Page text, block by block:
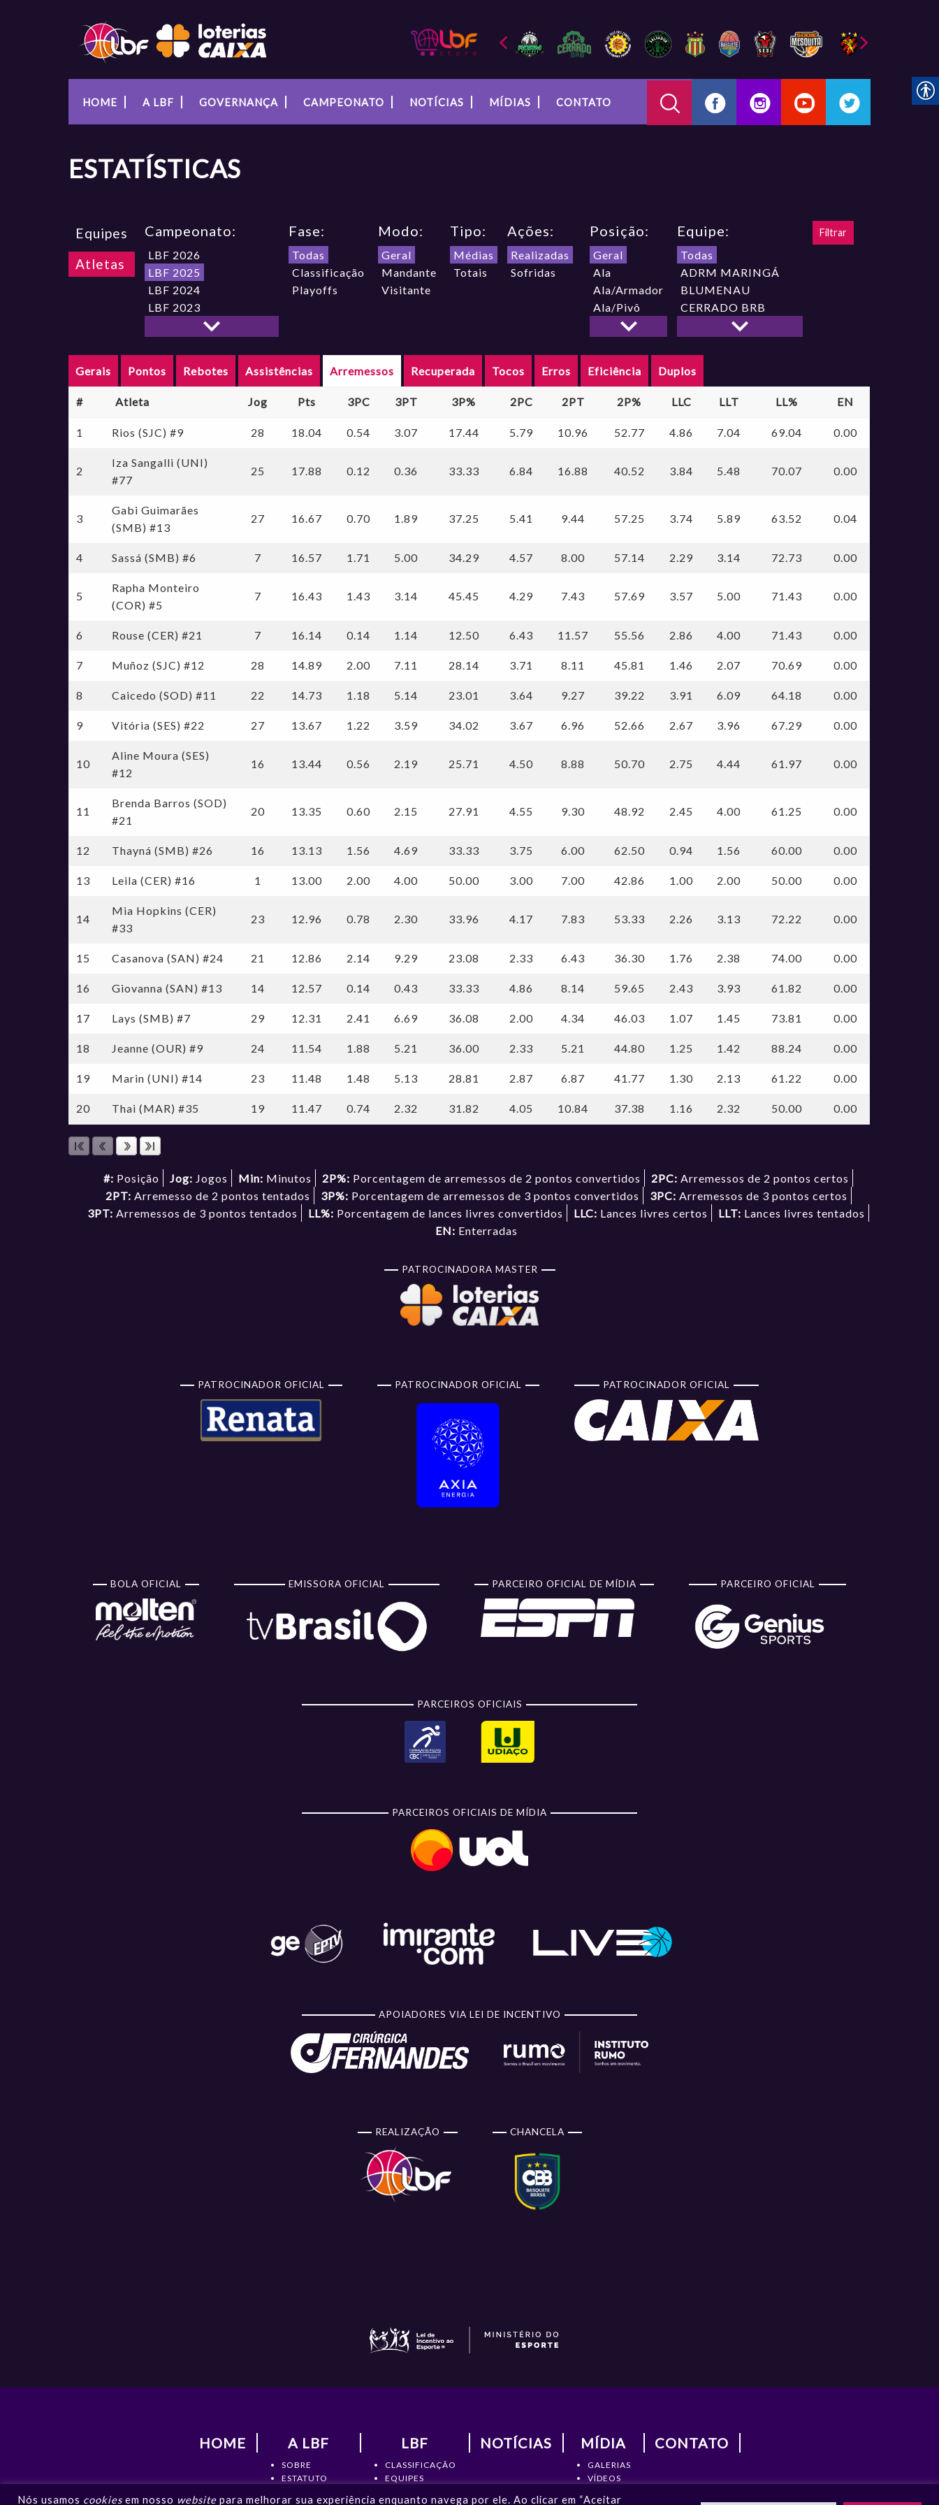
HOME A LBF GOVERNANÇA CAMPEONATO NOTÍCIAS MÍDIAS CONTATO
ESTATÍSTICAS
Equipes
Atletas
Campeonato:
LBF 2026
LBF 2025
LBF 2024
LBF 2023
LBF 2020
LBF 2019
LBF 2014/2015
LBF 2012/2013
LBF 2016/2017
Fase:
Todas
Classificação
Playoffs
Modo:
Geral
Mandante
Visitante
Tipo:
Médias
Totais
Ações:
Realizadas
Sofridas
Posição:
Geral
Ala
Ala/Armador
Ala/Pivô
Armador
Equipe:
Todas
ADRM MARINGÁ
BLUMENAU
CERRADO BRB
CORINTHIANS
PONTZ SÃO JOSÉ
SAMPAIO BASQUET
SANTO ANDRÉ
SODIÊ MESQUITA
Gerais Pontos Rebotes Assistências Arremessos Recuperada Tocos Erros Eficiência Duplos
# Atleta Jog Pts 3PC 3PT 3P% 2PC 2PT 2P% LLC LLT LL% EN
1 Rios (SJC) #9 28 18.04 0.54 3.07 17.44 5.79 10.96 52.77 4.86 7.04 69.04 0.00
2
Iza Sangalli (UNI)
#77
25 17.88 0.12 0.36 33.33 6.84 16.88 40.52 3.84 5.48 70.07 0.00
3
Gabi Guimarães
(SMB) #13
27 16.67 0.70 1.89 37.25 5.41 9.44 57.25 3.74 5.89 63.52 0.04
4 Sassá (SMB) #6 7 16.57 1.71 5.00 34.29 4.57 8.00 57.14 2.29 3.14 72.73 0.00
5
Rapha Monteiro
(COR) #5
7 16.43 1.43 3.14 45.45 4.29 7.43 57.69 3.57 5.00 71.43 0.00
6 Rouse (CER) #21 7 16.14 0.14 1.14 12.50 6.43 11.57 55.56 2.86 4.00 71.43 0.00
7 Muñoz (SJC) #12 28 14.89 2.00 7.11 28.14 3.71 8.11 45.81 1.46 2.07 70.69 0.00
8 Caicedo (SOD) #11 22 14.73 1.18 5.14 23.01 3.64 9.27 39.22 3.91 6.09 64.18 0.00
9 Vitória (SES) #22 27 13.67 1.22 3.59 34.02 3.67 6.96 52.66 2.67 3.96 67.29 0.00
10
Aline Moura (SES)
#12
16 13.44 0.56 2.19 25.71 4.50 8.88 50.70 2.75 4.44 61.97 0.00
11
Brenda Barros (SOD)
#21
20 13.35 0.60 2.15 27.91 4.55 9.30 48.92 2.45 4.00 61.25 0.00
12 Thayná (SMB) #26 16 13.13 1.56 4.69 33.33 3.75 6.00 62.50 0.94 1.56 60.00 0.00
13 Leila (CER) #16 1 13.00 2.00 4.00 50.00 3.00 7.00 42.86 1.00 2.00 50.00 0.00
14
Mia Hopkins (CER)
#33
23 12.96 0.78 2.30 33.96 4.17 7.83 53.33 2.26 3.13 72.22 0.00
15 Casanova (SAN) #24 21 12.86 2.14 9.29 23.08 2.33 6.43 36.30 1.76 2.38 74.00 0.00
16 Giovanna (SAN) #13 14 12.57 0.14 0.43 33.33 4.86 8.14 59.65 2.43 3.93 61.82 0.00
17 Lays (SMB) #7 29 12.31 2.41 6.69 36.08 2.00 4.34 46.03 1.07 1.45 73.81 0.00
18 Jeanne (OUR) #9 24 11.54 1.88 5.21 36.00 2.33 5.21 44.80 1.25 1.42 88.24 0.00
19 Marin (UNI) #14 23 11.48 1.48 5.13 28.81 2.87 6.87 41.77 1.30 2.13 61.22 0.00
20 Thai (MAR) #35 19 11.47 0.74 2.32 31.82 4.05 10.84 37.38 1.16 2.32 50.00 0.00
#: Posição Jog: Jogos Min: Minutos 2P%: Porcentagem de arremessos de 2 pontos convertidos 2PC: Arremessos de 2 pontos certos
2PT: Arremesso de 2 pontos tentados 3P%: Porcentagem de arremessos de 3 pontos convertidos 3PC: Arremessos de 3 pontos certos
3PT: Arremessos de 3 pontos tentados LL%: Porcentagem de lances livres convertidos LLC: Lances livres certos LLT: Lances livres tentados
EN: Enterradas
PATROCINADORA MASTER
PATROCINADOR OFICIAL PATROCINADOR OFICIAL PATROCINADOR OFICIAL
BOLA OFICIAL EMISSORA OFICIAL PARCEIRO OFICIAL DE MÍDIA PARCEIRO OFICIAL
PARCEIROS OFICIAIS
PARCEIROS OFICIAIS DE MÍDIA
APOIADORES VIA LEI DE INCENTIVO
REALIZAÇÃO CHANCELA
HOME A LBF
SOBRE
ESTATUTO
LBF
CLASSIFICAÇÃO
EQUIPES
NOTÍCIAS MÍDIA
GALERIAS
VÍDEOS
CONTATO
Nós usamos cookies em nosso website para melhorar sua experiência enquanto navega por ele. Ao clicar em “Aceitar